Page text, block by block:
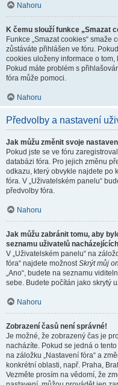
Nahoru
K čemu slouží funkce „Smazat
Funkce „Smazat cookies“
zůstáváte přihlášen ve fóru.
cookies uloženy informace o
Pokud máte problém s
fóra může pomoci.
Nahoru
Předvolby a nastavení
Jak můžu změnit svoje
Pokud jste se ve fóru
databázi fóra. Pro jejich změnu
odkazu, který obvykle najdete po
fóra. V „Uživatelském panelu“
předvolby fóra.
Nahoru
Jak můžu zabránit tomu, aby
seznamu uživatelů
V „Uživatelském panelu“ na
fóra“ najdete možnostSkrýt můj
„Ano“, budete na seznamu
sebe. Budete počítán jako skrytý
Nahoru
Zobrazení časů není správné!
Je možné, že zobrazený čas je
nacházíte. Pokud se jedná o
na záložku „Nastavení fóra“ a
konkrétní oblasti, např. Praha,
Vezměte prosím na vědomí, že